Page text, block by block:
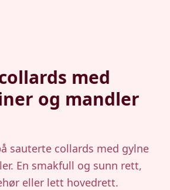
med
og mandler
sauterte collards med gylne
En smakfull og sunn rett,
eller lett hovedrett.